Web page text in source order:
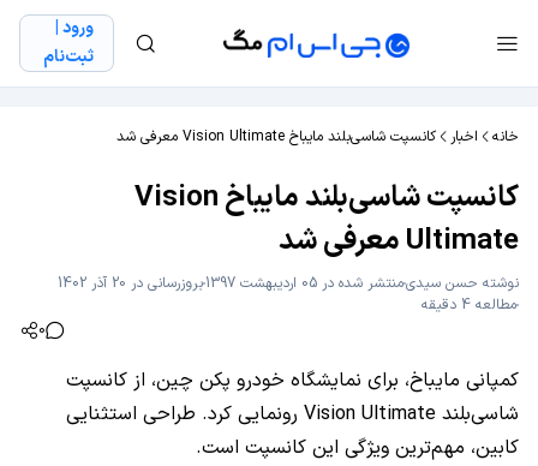
ورود |
ثبت‌نام
خانه اخبار کانسپت شاسی‌بلند مایباخ Vision Ultimate معرفی شد
کانسپت شاسی‌بلند مایباخ Vision
Ultimate معرفی شد
نوشته حسن سیدیمنتشر شده در 05 اردیبهشت 1397
بروزرسانی در 20 آذر 1402
مطالعه 4 دقیقه
0
کمپانی مایباخ، برای نمایشگاه خودرو پکن چین، از کانسپت
شاسی‌بلند Vision Ultimate رونمایی کرد. طراحی استثنایی
کابین، مهم‌ترین ویژگی این کانسپت است.